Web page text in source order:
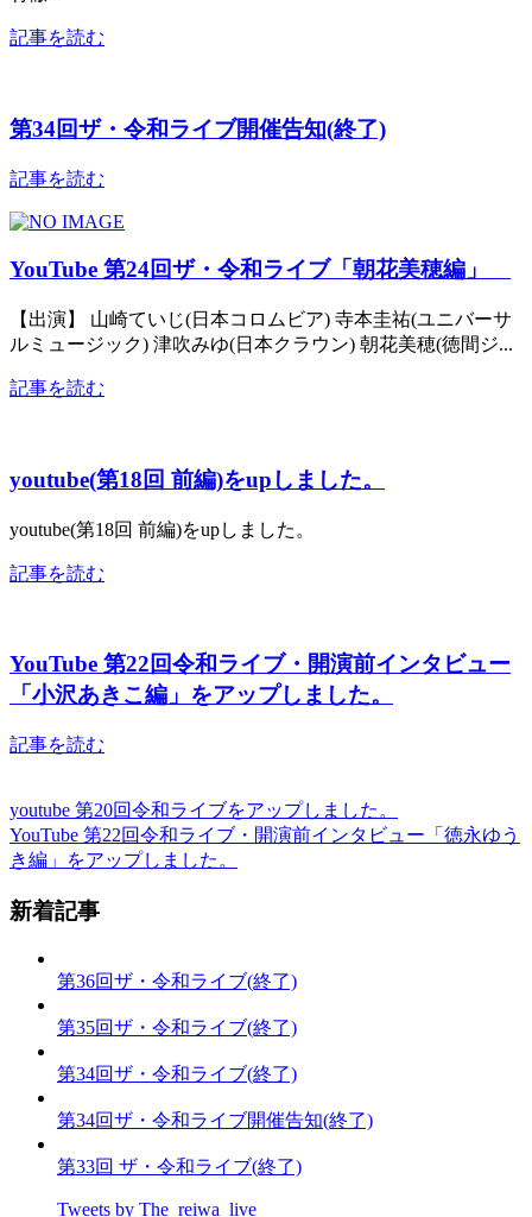
記事を読む
第34回ザ・令和ライブ開催告知(終了)
記事を読む
YouTube 第24回ザ・令和ライブ「朝花美穂編」
【出演】 山崎ていじ(日本コロムビア) 寺本圭祐(ユニバーサ
ルミュージック) 津吹みゆ(日本クラウン) 朝花美穂(徳間ジ...
記事を読む
youtube(第18回 前編)をupしました。
youtube(第18回 前編)をupしました。
記事を読む
YouTube 第22回令和ライブ・開演前インタビュー
「小沢あきこ編」をアップしました。
記事を読む
youtube 第20回令和ライブをアップしました。
YouTube 第22回令和ライブ・開演前インタビュー「徳永ゆう
き編」をアップしました。
新着記事
第36回ザ・令和ライブ(終了)
第35回ザ・令和ライブ(終了)
第34回ザ・令和ライブ(終了)
第34回ザ・令和ライブ開催告知(終了)
第33回 ザ・令和ライブ(終了)
Tweets by The_reiwa_live